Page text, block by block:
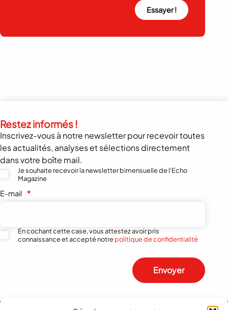
Essayer !
Restez informés !
Inscrivez-vous à notre newsletter pour recevoir toutes
les actualités, analyses et sélections directement
dans votre boîte mail.
Je souhaite recevoir la newsletter bimensuelle de l'Echo
Magazine
E-mail *
En cochant cette case, vous attestez avoir pris
connaissance et accepté notrepolitique de confidentialité
Envoyer